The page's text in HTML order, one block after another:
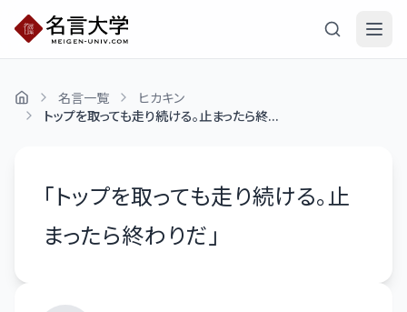
名言一覧
ヒカキン
トップを取っても走り続ける。止まったら終...
「トップを取っても走り続ける。止
まったら終わりだ 」